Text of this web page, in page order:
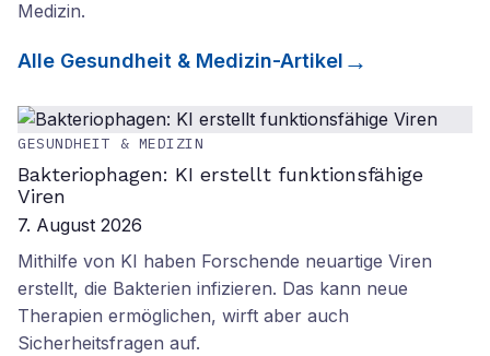
Medizin.
Alle Gesundheit & Medizin-Artikel
GESUNDHEIT & MEDIZIN
Bakteriophagen: KI erstellt funktionsfähige
Viren
7. August 2026
Mithilfe von KI haben Forschende neuartige Viren
erstellt, die Bakterien infizieren. Das kann neue
Therapien ermöglichen, wirft aber auch
Sicherheitsfragen auf.